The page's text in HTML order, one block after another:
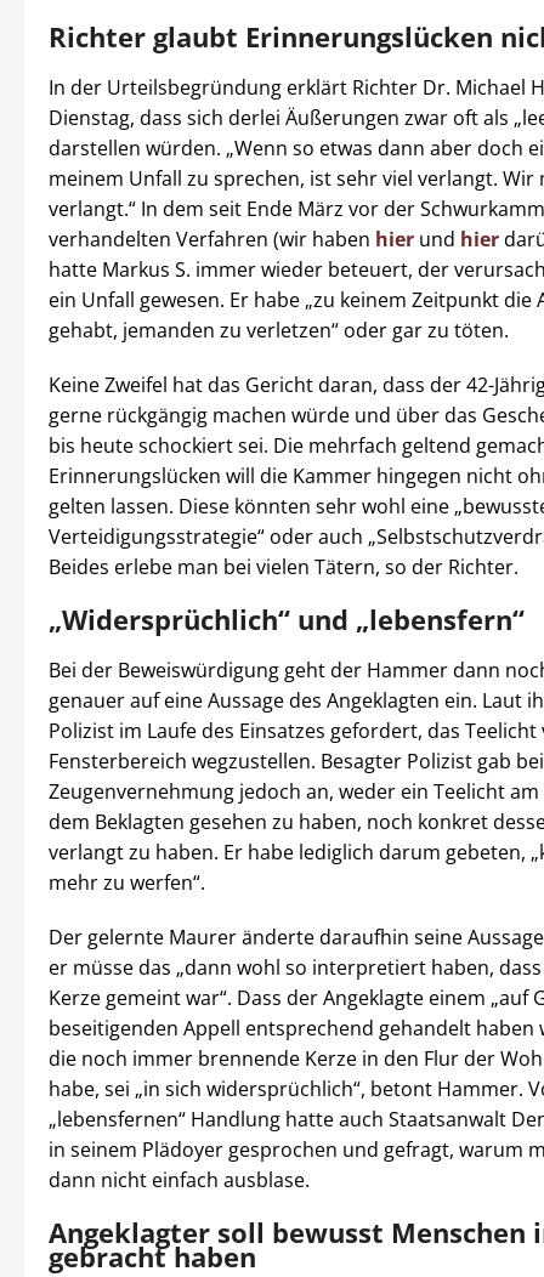
Richter glaubt Erinnerungslücken
In der Urteilsbegründung erklärt Richter Dr. Michael
Dienstag, dass sich derlei Äußerungen zwar oft als
darstellen würden. „Wenn so etwas dann aber doch
meinem Unfall zu sprechen, ist sehr viel verlangt. Wir
verlangt.“ In dem seit Ende März vor der
verhandelten Verfahren (wir haben hier und hier
hatte Markus S. immer wieder beteuert, der
ein Unfall gewesen. Er habe „zu keinem Zeitpunkt die
gehabt, jemanden zu verletzen“ oder gar zu töten.
Keine Zweifel hat das Gericht daran, dass der 42-
gerne rückgängig machen würde und über das
bis heute schockiert sei. Die mehrfach geltend
Erinnerungslücken will die Kammer hingegen nicht
gelten lassen. Diese könnten sehr wohl eine
Verteidigungsstrategie“ oder auch
Beides erlebe man bei vielen Tätern, so der Richter.
„Widersprüchlich“ und „lebensfern“
Bei der Beweiswürdigung geht der Hammer dann
genauer auf eine Aussage des Angeklagten ein. Laut
Polizist im Laufe des Einsatzes gefordert, das Teelicht
Fensterbereich wegzustellen. Besagter Polizist gab
Zeugenvernehmung jedoch an, weder ein Teelicht
dem Beklagten gesehen zu haben, noch konkret
verlangt zu haben. Er habe lediglich darum gebeten,
mehr zu werfen“.
Der gelernte Maurer änderte daraufhin seine
er müsse das „dann wohl so interpretiert haben,
Kerze gemeint war“. Dass der Angeklagte einem „auf
beseitigenden Appell entsprechend gehandelt haben
die noch immer brennende Kerze in den Flur der
habe, sei „in sich widersprüchlich“, betont Hammer.
„lebensfernen“ Handlung hatte auch Staatsanwalt
in seinem Plädoyer gesprochen und gefragt, warum
dann nicht einfach ausblase.
Angeklagter soll bewusst Menschen
gebracht haben